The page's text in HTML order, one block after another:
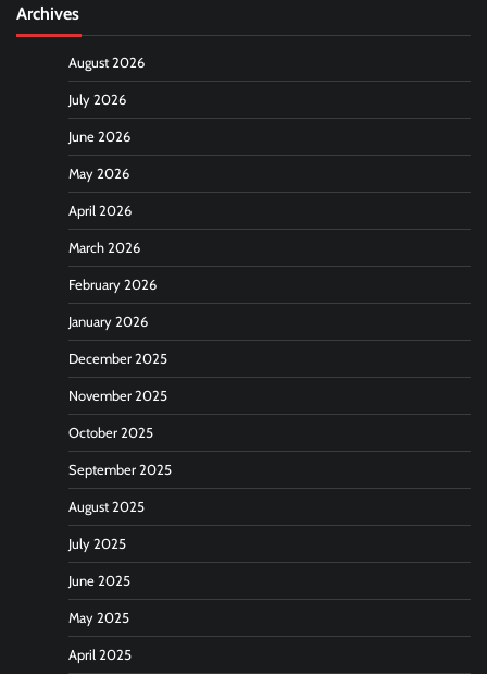
Archives
August 2026
July 2026
June 2026
May 2026
April 2026
March 2026
February 2026
January 2026
December 2025
November 2025
October 2025
September 2025
August 2025
July 2025
June 2025
May 2025
April 2025